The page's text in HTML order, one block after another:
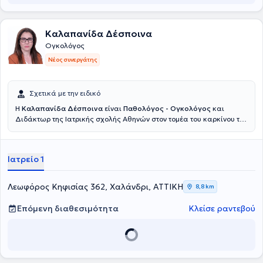
Society (NANETS).Τέλος,σημαντική είναι και η συνεισφορά της
ιατρού σε ερευνητικά προγράμματα και δημοσιεύσεις, έχοντας
λάβει τιμητική διάκριση το έτος 2023 ως Επιστημονικά Υπεύθυνη
Διευθύντρια «για την πολύτιμη συμβολή της στους ασθενείς και
Καλαπανίδα Δέσποινα
Ογκολόγος
Νέος συνεργάτης
Σχετικά με την ειδικό
Η Καλαπανίδα Δέσποινα είναι Παθολόγος - Ογκολόγος και
Διδάκτωρ της Ιατρικής σχολής Αθηνών στον τομέα του καρκίνου του
είναι να στέκεται ουσιαστικά δίπλα στους ασθενείς με καρκίνο σε
τους ενημέρωση, την εμπιστοσύνη και την ανθρώπινη σχέση ιατρού -
ασθενούς. Διαθέτει σημαντική εμπειρία ως ερευνητής σε μεγάλες
πολυκεντρικές κλινικές μελέτες, γεγονός που της επιτρέπει να
εφαρμόζει σύγχρονες και τεκμηριωμένες θεραπευτικές
προσεγγίσεις. Συνεργάζεται με τα Νοσοκομεία "Υγεία" και
Ευρωκλινική Αθηνών καθώς συμμετέχει και ενεργά στην
Ιατρείο 1
Λεωφόρος Κηφισίας 362, Χαλάνδρι, ΑΤΤΙΚΗ 8,8 km
Επόμενη διαθεσιμότητα Κλείσε ραντεβού